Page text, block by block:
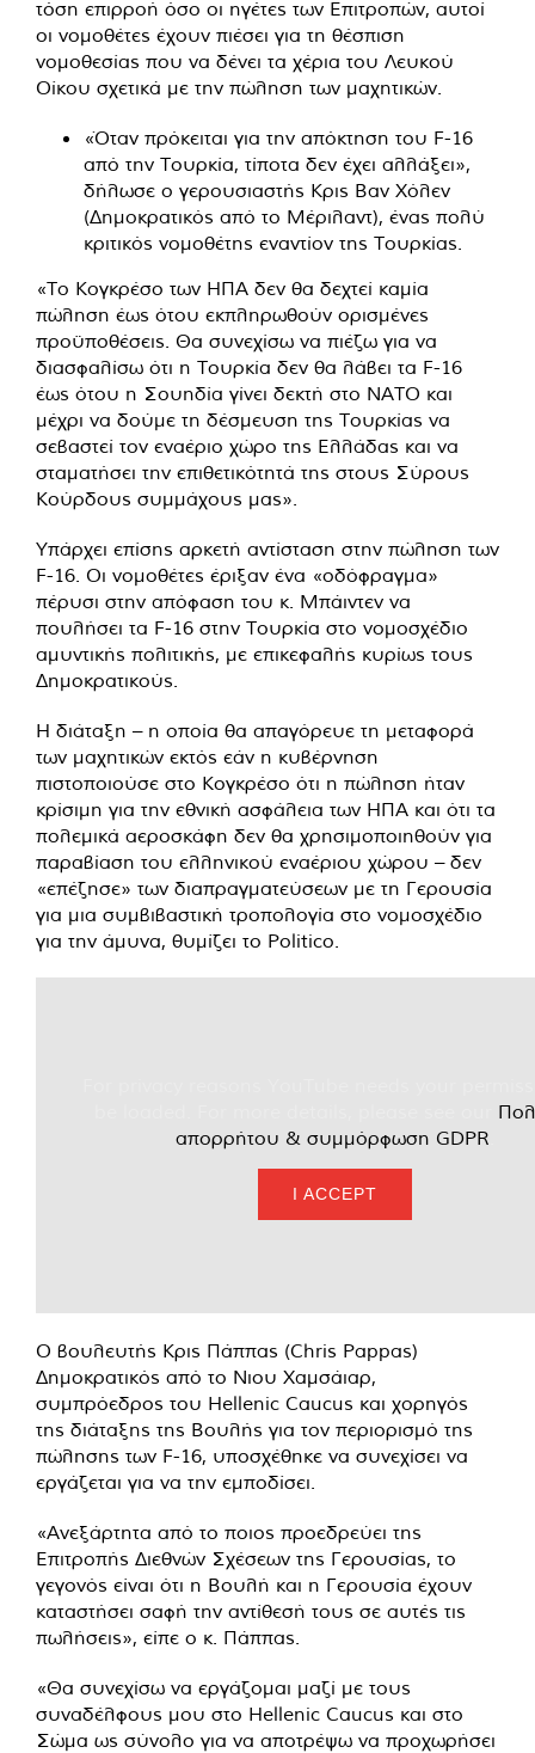
τόση επιρροή όσο οι ηγέτες των Επιτροπών, αυτοί
οι νομοθέτες έχουν πιέσει για τη θέσπιση
νομοθεσίας που να δένει τα χέρια του Λευκού
Οίκου σχετικά με την πώληση των μαχητικών.
«Όταν πρόκειται για την απόκτηση του F-16
από την Τουρκία, τίποτα δεν έχει αλλάξει»,
δήλωσε ο γερουσιαστής Κρις Βαν Χόλεν
(Δημοκρατικός από το Μέριλαντ), ένας πολύ
κριτικός νομοθέτης εναντίον της Τουρκίας.
«Το Κογκρέσο των ΗΠΑ δεν θα δεχτεί καμία
πώληση έως ότου εκπληρωθούν ορισμένες
προϋποθέσεις. Θα συνεχίσω να πιέζω για να
διασφαλίσω ότι η Τουρκία δεν θα λάβει τα F-16
έως ότου η Σουηδία γίνει δεκτή στο ΝΑΤΟ και
μέχρι να δούμε τη δέσμευση της Τουρκίας να
σεβαστεί τον εναέριο χώρο της Ελλάδας και να
σταματήσει την επιθετικότητά της στους Σύρους
Κούρδους συμμάχους μας».
Υπάρχει επίσης αρκετή αντίσταση στην πώληση των
F-16. Οι νομοθέτες έριξαν ένα «οδόφραγμα»
πέρυσι στην απόφαση του κ. Μπάιντεν να
πουλήσει τα F-16 στην Τουρκία στο νομοσχέδιο
αμυντικής πολιτικής, με επικεφαλής κυρίως τους
Δημοκρατικούς.
Η διάταξη – η οποία θα απαγόρευε τη μεταφορά
των μαχητικών εκτός εάν η κυβέρνηση
πιστοποιούσε στο Κογκρέσο ότι η πώληση ήταν
κρίσιμη για την εθνική ασφάλεια των ΗΠΑ και ότι τα
πολεμικά αεροσκάφη δεν θα χρησιμοποιηθούν για
παραβίαση του ελληνικού εναέριου χώρου – δεν
«επέζησε» των διαπραγματεύσεων με τη Γερουσία
για μια συμβιβαστική τροπολογία στο νομοσχέδιο
για την άμυνα, θυμίζει το Politico.
απορρήτου & συμμόρφωση GDPR
I ACCEPT
Ο βουλευτής Κρις Πάππας (Chris Pappas)
Δημοκρατικός από το Νιου Χαμσάιαρ,
συμπρόεδρος του Hellenic Caucus και χορηγός
της διάταξης της Βουλής για τον περιορισμό της
πώλησης των F-16, υποσχέθηκε να συνεχίσει να
εργάζεται για να την εμποδίσει.
«Ανεξάρτητα από το ποιος προεδρεύει της
Επιτροπής Διεθνών Σχέσεων της Γερουσίας, το
γεγονός είναι ότι η Βουλή και η Γερουσία έχουν
καταστήσει σαφή την αντίθεσή τους σε αυτές τις
πωλήσεις», είπε ο κ. Πάππας.
«Θα συνεχίσω να εργάζομαι μαζί με τους
συναδέλφους μου στο Hellenic Caucus και στο
Σώμα ως σύνολο για να αποτρέψω να προχωρήσει